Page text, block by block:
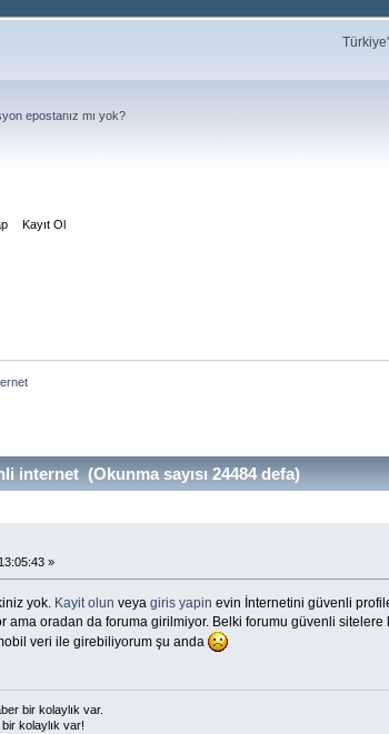
epostanız mı yok?
Kayıt Ol
internet (Okunma sayısı 24484 defa)
»
yok. Kayit olun veya giris yapin evin İnternetini güvenli
ama oradan da foruma girilmiyor. Belki forumu güvenli
veri ile girebiliyorum şu anda
bir kolaylık var.
kolaylık var!